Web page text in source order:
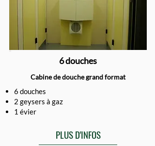
6 douches
Cabine de douche grand format
6 douches
2 geysers à gaz
1 évier
PLUS D'INFOS